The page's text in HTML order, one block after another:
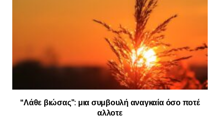
“Λάθε βιώσας”: μια συμβουλή αναγκαία όσο ποτέ
αλλοτε